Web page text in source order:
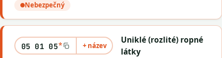
Nebezpečný
05 01 05* + název
Uniklé (rozlité) ropné
látky